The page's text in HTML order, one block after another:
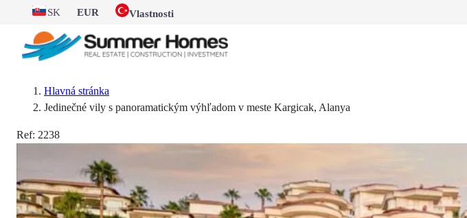
SK EUR Vlastnosti
Hlavná stránka
Jedinečné vily s panoramatickým výhľadom v meste Kargicak, Alanya
Ref: 2238